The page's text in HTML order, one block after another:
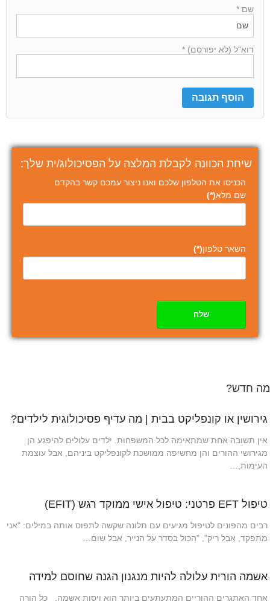
שם *
דוא"ל (לא יפורסם) *
שיחת הכוונה לקבלת המלצה על הפסיכולוג/ית שלך:
הכניסו את הטלפון שלכם ואנו ניצור עמכם קשר בהקדם
שם מלא(*)
השאר טלפון(*)
שלח
מה חדש?
גירושין או קונפליקט בבית | מה עדיף פסיכולוגית לילדים?
אין תשובה אחת שמתאימה לכל המשפחות. ילדים עלולים להיפגע הן
מגירושי ההורים והן מחשיפה ממושכת לקונפליקט ביניהם, אבל עוצמת
העימות,…
טיפול EFT פרטני: טיפול אישי ממוקד רגש (EFIT)
רבים מהפונים לטיפול מגיעים עם תלונה שקשה לתפוס אותה במילים: "אני
מתפקד, אבל ריק", "הכול בסדר על הנייר, אבל שום…
אשמה הורית עלולה להיות מנגנון הגנה שחוסם למידה
אחד האתגרים ההוריים המתעתעים ביותר הוא ויסות אשמה. כל הורה